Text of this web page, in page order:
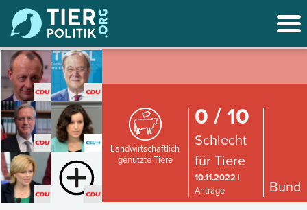
Landwirtschaftlich
genutzte Tiere
0 / 10
Schlecht
für Tiere
10.11.2022 |
Anträge
Bund